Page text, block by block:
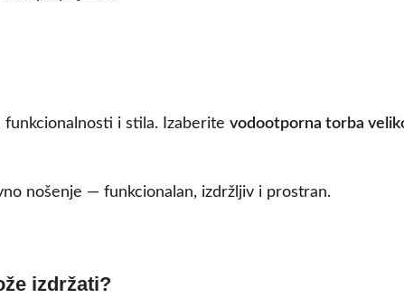
i stila. Izaberite vodootporna torba
nošenje — funkcionalan, izdržljiv i prostran.
izdržati?